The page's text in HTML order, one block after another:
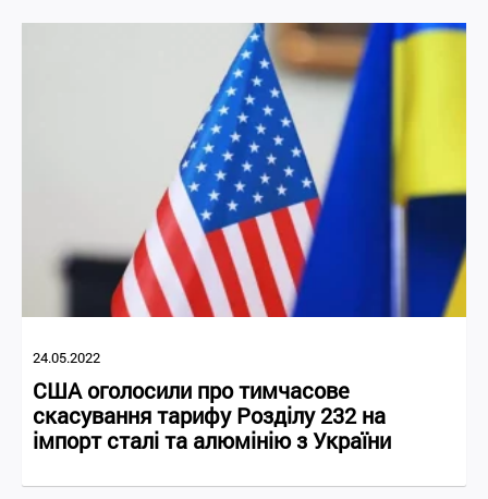
24.05.2022
США оголосили про тимчасове
скасування тарифу Розділу 232 на
імпорт сталі та алюмінію з України